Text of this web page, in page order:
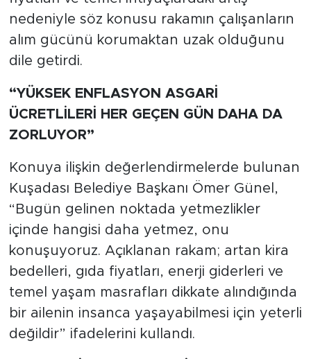
nedeniyle söz konusu rakamın çalışanların
alım gücünü korumaktan uzak olduğunu
dile getirdi.
“YÜKSEK ENFLASYON ASGARİ
ÜCRETLİLERİ HER GEÇEN GÜN DAHA DA
ZORLUYOR”
Konuya ilişkin değerlendirmelerde bulunan
Kuşadası Belediye Başkanı Ömer Günel,
“Bugün gelinen noktada yetmezlikler
içinde hangisi daha yetmez, onu
konuşuyoruz. Açıklanan rakam; artan kira
bedelleri, gıda fiyatları, enerji giderleri ve
temel yaşam masrafları dikkate alındığında
bir ailenin insanca yaşayabilmesi için yeterli
değildir” ifadelerini kullandı.